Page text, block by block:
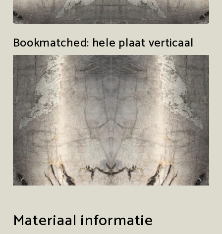
Bookmatched: hele plaat verticaal
Materiaal informatie